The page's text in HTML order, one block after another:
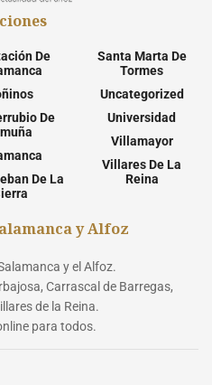
De
De
De La
Santa Marta De
Tormes
Uncategorized
Universidad
Villamayor
Villares De La
Reina
y Alfoz
y el Alfoz.
Carrascal de Barregas,
de la Reina.
para todos.